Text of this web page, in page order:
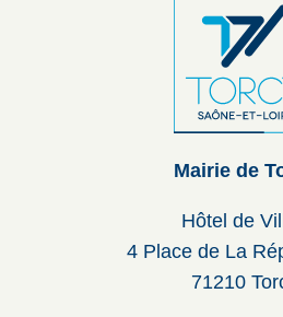
Mairie de
Hôtel de
4 Place de La
71210